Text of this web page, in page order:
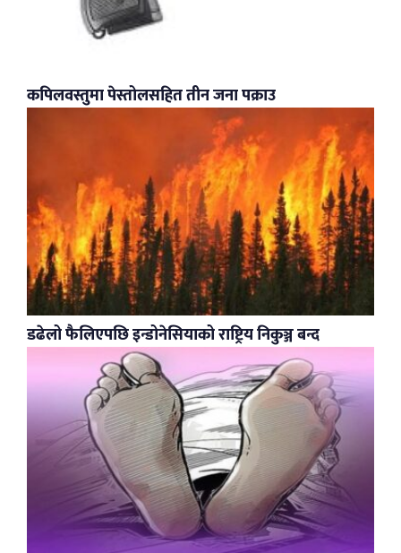
कपिलवस्तुमा पेस्तोलसहित तीन जना पक्राउ
डढेलो फैलिएपछि इन्डोनेसियाको राष्ट्रिय निकुञ्ज बन्द